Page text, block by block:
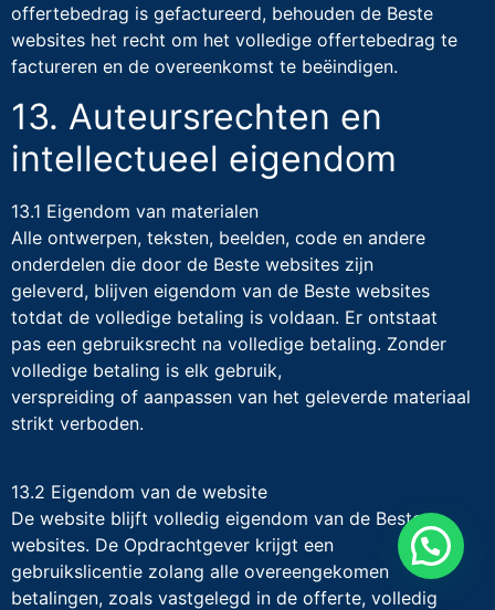
offertebedrag is gefactureerd, behouden de Beste
websites het recht om het volledige offertebedrag te
factureren en de overeenkomst te beëindigen.
13. Auteursrechten en
intellectueel eigendom
13.1 Eigendom van materialen
Alle ontwerpen, teksten, beelden, code en andere
onderdelen die door de Beste websites zijn
geleverd, blijven eigendom van de Beste websites
totdat de volledige betaling is voldaan. Er ontstaat
pas een gebruiksrecht na volledige betaling. Zonder
volledige betaling is elk gebruik,
verspreiding of aanpassen van het geleverde materiaal
strikt verboden.
13.2 Eigendom van de website
De website blijft volledig eigendom van de Beste
websites. De Opdrachtgever krijgt een
gebruikslicentie zolang alle overeengekomen
betalingen, zoals vastgelegd in de offerte, volledig